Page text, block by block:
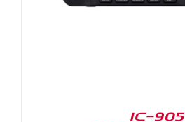
IC-905